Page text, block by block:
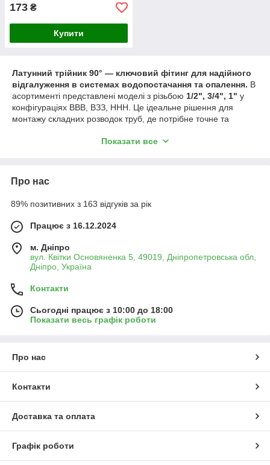
173 ₴
Купити
Латунний трійник 90° — ключовий фітинг для надійного
відгалуження в системах водопостачання та опалення. В
асортименті представлені моделі з різьбою 1/2", 3/4", 1" у
конфігураціях ВВВ, ВЗЗ, ННН. Це ідеальне рішення для
монтажу складних розводок труб, де потрібне точне та
Переваги латунного трійника:
охолодження.
Різні конфігурації резьб (ВВВ, ВЗЗ, ННН)
елементів систем.
хромованітрійники підходять для відкритого монтажу
та мають естетичний вигляд.
версіях, забезпечує запас міцності.
Редукційні трійники— зменшують/розширюють
діаметри (1"×3/4"×1", 3/4"×1/2"×3/4") для
лічильників, коли потрібно плавно відгалужитись в
потрібний діаметр.
У колекторних шафах або вузлах, де важливо мати
компактне, акуратне та герметичне з’єднання.
У механічних системах, де необхідна міцна
конструкція із запасом по тиску.
Показати все
Про нас
89% позитивних з 163 відгуків за рік
Працює з 16.12.2024
м. Дніпро
вул. Квітки Основяненка 5, 49019, Дніпропетровська обл,
Дніпро, Україна
Контакти
Сьогодні працює з 10:00 до 18:00
Показати весь графік роботи
Про нас
Контакти
Доставка та оплата
Графік роботи